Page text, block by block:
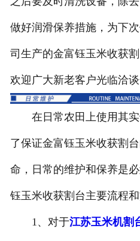
做好润滑保养措施，为下
司生产的金富钰玉米收获
欢迎广大新老客户光临洽谈
在日常农田上使用其实
了保证金富钰玉米收获割
命，日常的维护和保养是
钰玉米收获割台主要流程和
1、对于江苏玉米机割